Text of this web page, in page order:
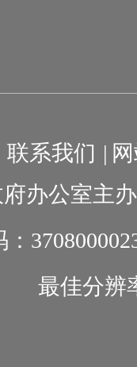
联系我们 |
办公室主
最佳分辨